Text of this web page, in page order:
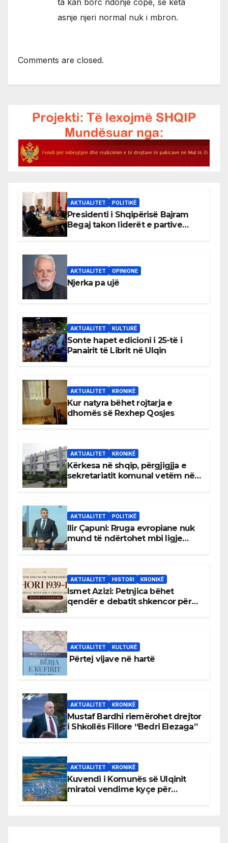
ta kan borc ndonje cope, se keta
asnje njeri normal nuk i mbron.
Comments are closed.
AKTUALITET POLITIKË
Presidenti i Shqipërisë Bajram
Begaj takon liderët e partive
AKTUALITET OPINIONE
Njerka pa ujë
AKTUALITET KULTURË
Sonte hapet edicioni i 25-të i
Panairit të Librit në Ulqin
AKTUALITET KRONIKË
Kur natyra bëhet rojtarja e
dhomës së Rexhep Qosjes
AKTUALITET KRONIKË
Kërkesa në shqip, përgjigjja e
sekretariatit komunal vetëm në
AKTUALITET POLITIKË
Ilir Çapuni: Rruga evropiane nuk
mund të ndërtohet mbi ligje
AKTUALITET HISTORI KRONIKË
Ismet Azizi: Petnjica bëhet
qendër e debatit shkencor për
AKTUALITET KULTURË
Përtej vijave në hartë
AKTUALITET KRONIKË
Mustaf Bardhi riemërohet drejtor
i Shkollës Fillore “Bedri Elezaga”
AKTUALITET KRONIKË
Kuvendi i Komunës së Ulqinit
miratoi vendime kyçe për